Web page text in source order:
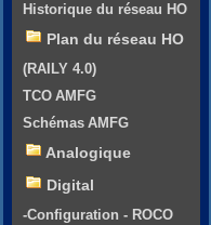
Historique du réseau HO
Plan du réseau HO
(RAILY 4.0)
TCO AMFG
Schémas AMFG
Analogique
Digital
-Configuration - ROCO